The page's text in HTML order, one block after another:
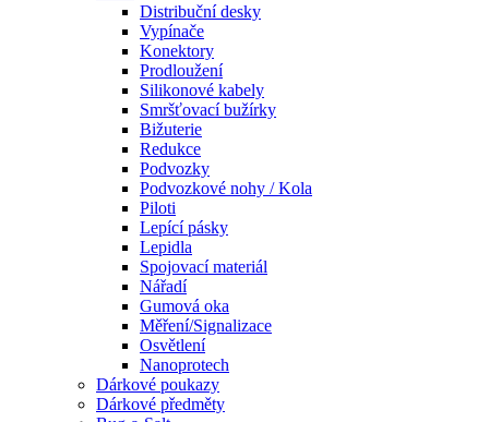
Distribuční desky
Vypínače
Konektory
Prodloužení
Silikonové kabely
Smršťovací bužírky
Bižuterie
Redukce
Podvozky
Podvozkové nohy / Kola
Piloti
Lepící pásky
Lepidla
Spojovací materiál
Nářadí
Gumová oka
Měření/Signalizace
Osvětlení
Nanoprotech
Dárkové poukazy
Dárkové předměty